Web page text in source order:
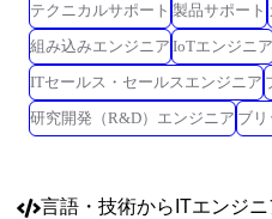
テクニカルサポート 製品サポート
組み込みエンジニア IoTエンジニア
ITセールス・セールスエンジニア
研究開発（R&D）エンジニア ブ
言語・技術からITエンジ